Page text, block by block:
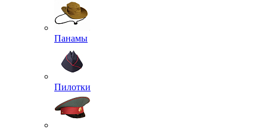
Панамы
Пилотки